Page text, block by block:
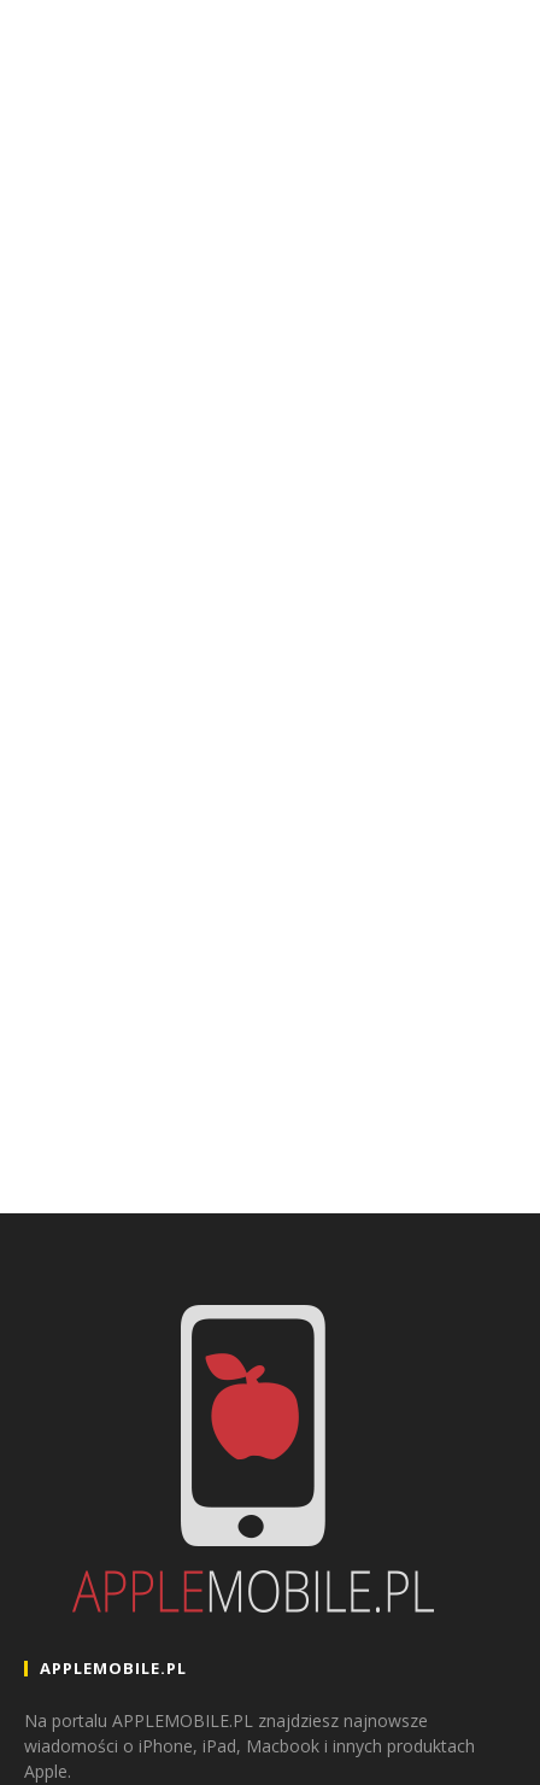
APPLEMOBILE.PL
Na portalu APPLEMOBILE.PL znajdziesz najnowsze
wiadomości o iPhone, iPad, Macbook i innych produktach
Apple.